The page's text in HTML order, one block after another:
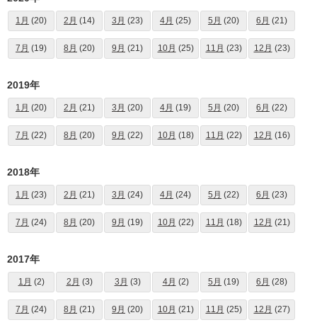
1月 (20) 2月 (14) 3月 (23) 4月 (25) 5月 (20) 6月 (21)
7月 (19) 8月 (20) 9月 (21) 10月 (25) 11月 (23) 12月 (23)
2019年
1月 (20) 2月 (21) 3月 (20) 4月 (19) 5月 (20) 6月 (22)
7月 (22) 8月 (20) 9月 (22) 10月 (18) 11月 (22) 12月 (16)
2018年
1月 (23) 2月 (21) 3月 (24) 4月 (24) 5月 (22) 6月 (23)
7月 (24) 8月 (20) 9月 (19) 10月 (22) 11月 (18) 12月 (21)
2017年
1月 (2) 2月 (3) 3月 (3) 4月 (2) 5月 (19) 6月 (28)
7月 (24) 8月 (21) 9月 (20) 10月 (21) 11月 (25) 12月 (27)